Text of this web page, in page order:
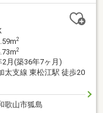
2
2
2月(築36年7ヶ月)
太支線 東松江駅 徒歩20
歌山市狐島